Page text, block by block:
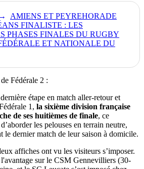
AMIENS ET PEYREHORADE
FINALISTE : LES
PHASES FINALES DU RUGBY
ET NATIONALE DU
Fédérale 2 :
étape en match aller-retour et
1, la sixième division française
de ses huitièmes de finale, ce
les pelouses en terrain neutre,
le dernier match de leur saison à domicile.
affiches ont vu les visiteurs s’imposer.
sur le CSM Gennevilliers (30-